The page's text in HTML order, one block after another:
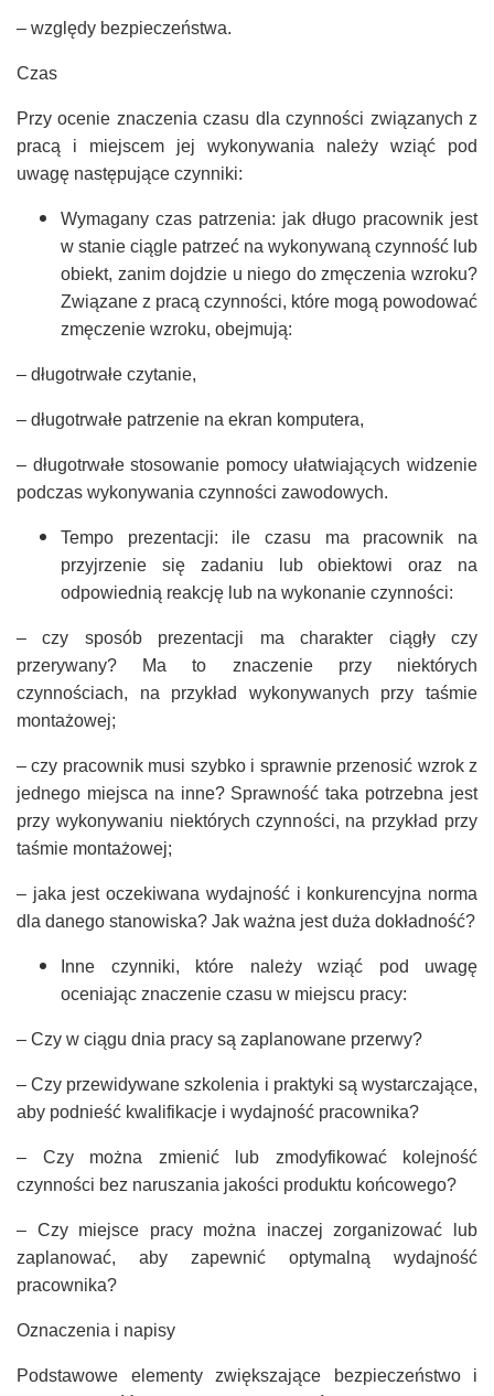
– względy bezpieczeństwa.
Czas
Przy ocenie znaczenia czasu dla czynności związanych z
pracą i miejscem jej wykonywania należy wziąć pod
uwagę następujące czynniki:
Wymagany czas patrzenia: jak długo pracownik jest
w stanie ciągle patrzeć na wykonywaną czynność lub
obiekt, zanim dojdzie u niego do zmęczenia wzroku?
Związane z pracą czynności, które mogą powodować
zmęczenie wzroku, obejmują:
– długotrwałe czytanie,
– długotrwałe patrzenie na ekran komputera,
– długotrwałe stosowanie pomocy ułatwiających widzenie
podczas wykonywania czynności zawodowych.
Tempo prezentacji: ile czasu ma pracownik na
przyjrzenie się zadaniu lub obiektowi oraz na
odpowiednią reakcję lub na wykonanie czynności:
– czy sposób prezentacji ma charakter ciągły czy
przerywany? Ma to znaczenie przy niektórych
czynnościach, na przykład wykonywanych przy taśmie
montażowej;
– czy pracownik musi szybko i sprawnie przenosić wzrok z
jednego miejsca na inne? Sprawność taka potrzebna jest
przy wykonywaniu niektórych czynności, na przykład przy
taśmie montażowej;
– jaka jest oczekiwana wydajność i konkurencyjna norma
dla danego stanowiska? Jak ważna jest duża dokładność?
Inne czynniki, które należy wziąć pod uwagę
oceniając znaczenie czasu w miejscu pracy:
– Czy w ciągu dnia pracy są zaplanowane przerwy?
– Czy przewidywane szkolenia i praktyki są wystarczające,
aby podnieść kwalifikacje i wydajność pracownika?
– Czy można zmienić lub zmodyfikować kolejność
czynności bez naruszania jakości produktu końcowego?
– Czy miejsce pracy można inaczej zorganizować lub
zaplanować, aby zapewnić optymalną wydajność
pracownika?
Oznaczenia i napisy
Podstawowe elementy zwiększające bezpieczeństwo i